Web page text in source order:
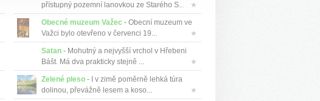
přístupný pozemní lanovkou ze Starého S...
★
Obecné muzeum Važec - Obecní muzeum ve
Važci bylo otevřeno v červenci 19...
★
Satan- Mohutný a nejvyšší vrchol v Hřebeni
Bášt. Má dva prakticky stejně ...
★
Zelené pleso- I v zimě poměrně lehká túra
dolinou, převážně lesem a koso...
★